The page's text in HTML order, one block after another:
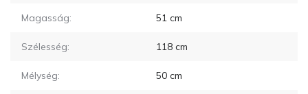
Magasság: 51cm
Szélesség: 118cm
Mélység: 50cm